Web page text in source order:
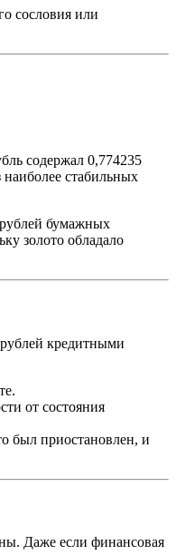
сословия или
содержал 0,774235
наиболее стабильных
бумажных
золото обладало
кредитными
от состояния
был приостановлен, и
Даже если финансовая